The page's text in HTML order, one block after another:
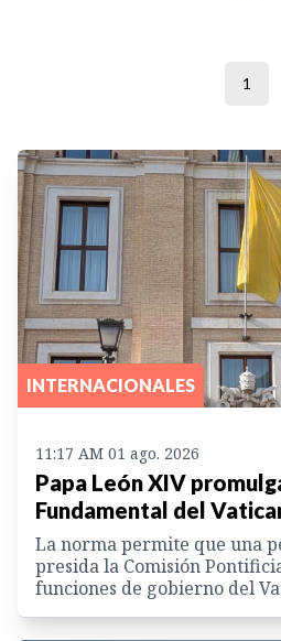
1
INTERNACIONALES
11:17 AM 01 ago. 2026
Papa León XIV
Fundamental del
La norma permite que una
presida la Comisión
funciones de gobierno del